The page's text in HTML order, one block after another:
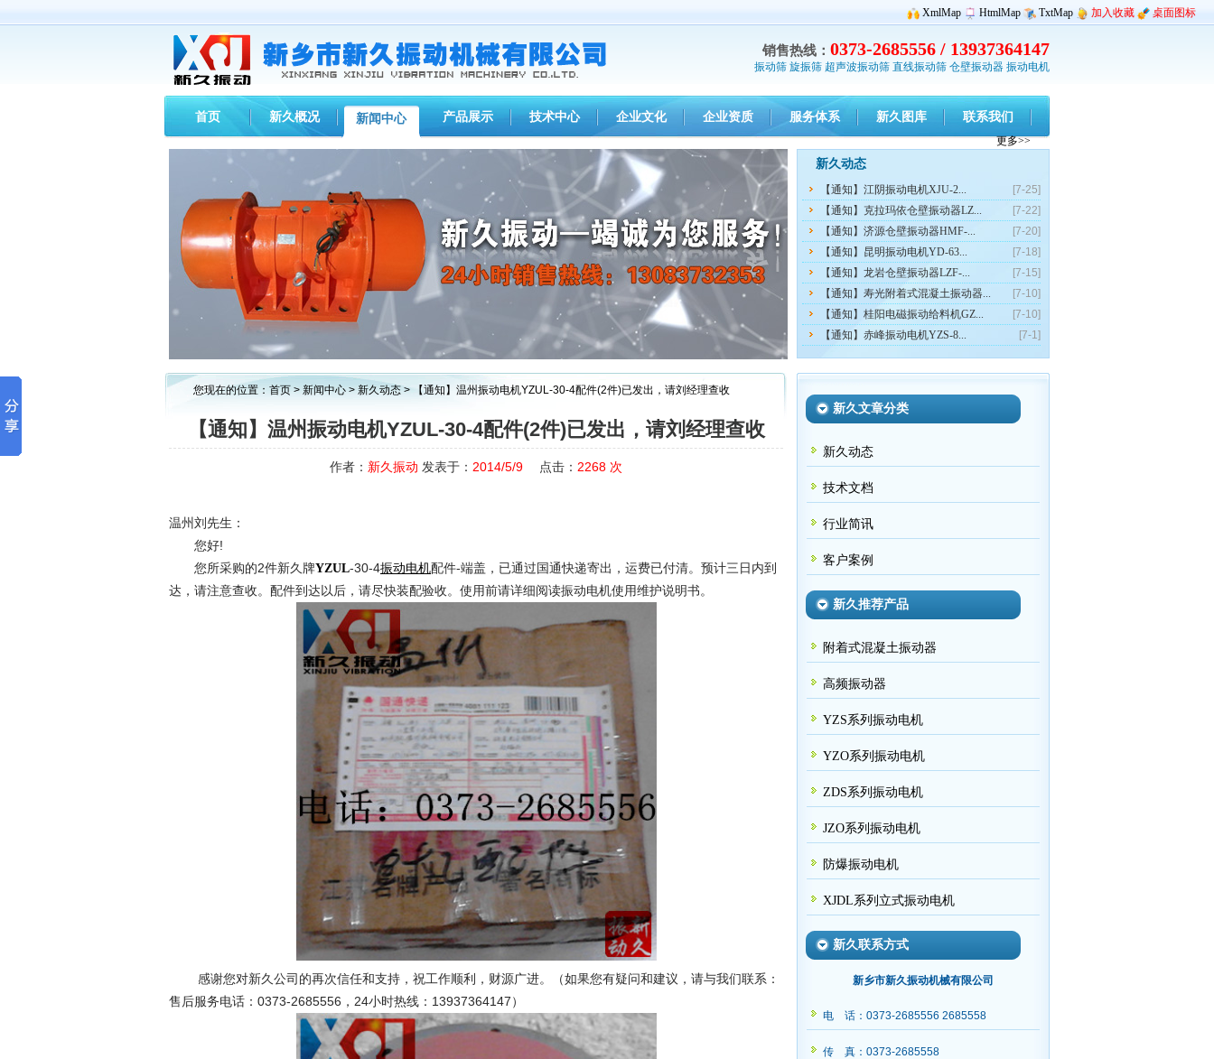
XmlMap HtmlMap TxtMap 加入收藏 桌面图标
销售热线： 0373-2685556 / 13937364147
振动筛 旋振筛 超声波振动筛 直线振动筛 仓壁振动器 振动电机
首页 新久概况 新闻中心 产品展示 技术中心 企业文化 企业资质 服务体系 新久图库 联系我们
1 2
新久动态
更多>>
[7-25]
【通知】江阴振动电机XJU-2...
[7-22]
【通知】克拉玛依仓壁振动器LZ...
[7-20]
【通知】济源仓壁振动器HMF-...
[7-18]
【通知】昆明振动电机YD-63...
[7-15]
【通知】龙岩仓壁振动器LZF-...
[7-10]
【通知】寿光附着式混凝土振动器...
[7-10]
【通知】桂阳电磁振动给料机GZ...
[7-1]
【通知】赤峰振动电机YZS-8...
您现在的位置： 首页 > 新闻中心 > 新久动态 > 【通知】温州振动电机YZUL-30-4配件(2件)已发出，请刘经理查收
【通知】温州振动电机YZUL-30-4配件(2件)已发出，请刘经理查收
作者： 新久振动 发表于： 2014/5/9 点击： 2268 次
温州刘先生：
您好!
您所采购的2件新久牌YZUL-30-4振动电机配件-端盖，已通过国通快递寄出，运费已付清。预计三日内到
达，请注意查收。配件到达以后，请尽快装配验收。使用前请详细阅读振动电机使用维护说明书。
感谢您对新久公司的再次信任和支持，祝工作顺利，财源广进。（如果您有疑问和建议，请与我们联系：
售后服务电话：0373-2685556，24小时热线：13937364147）
新久文章分类
新久动态
技术文档
行业简讯
客户案例
新久推荐产品
附着式混凝土振动器
高频振动器
YZS系列振动电机
YZO系列振动电机
ZDS系列振动电机
JZO系列振动电机
防爆振动电机
XJDL系列立式振动电机
新久联系方式
新乡市新久振动机械有限公司
电 话：0373-2685556 2685558
传 真：0373-2685558